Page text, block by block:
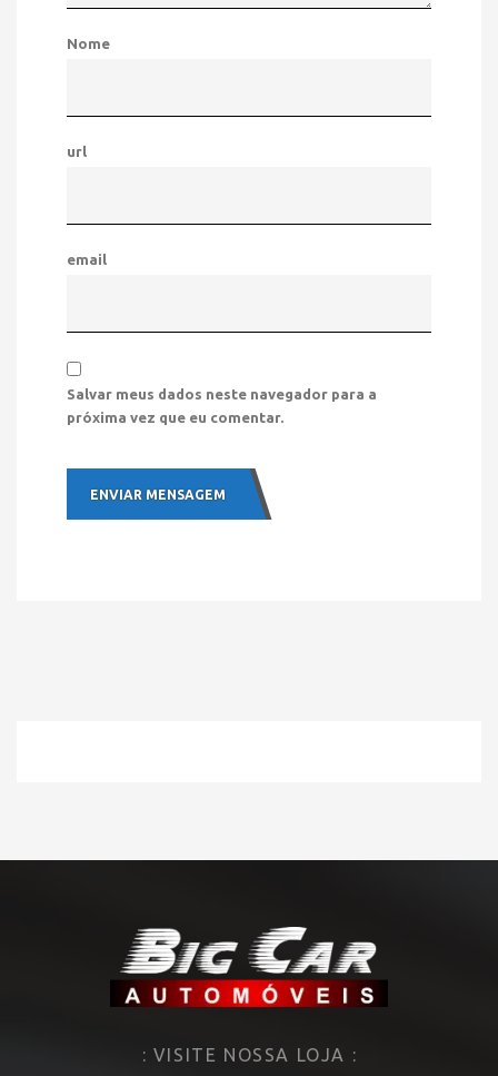
Nome
url
email
Salvar meus dados neste navegador para a
próxima vez que eu comentar.
ENVIAR MENSAGEM
: VISITE NOSSA LOJA :